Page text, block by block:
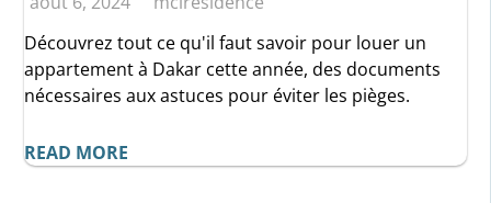
Découvrez tout ce qu'il faut savoir pour louer un
appartement à Dakar cette année, des documents
nécessaires aux astuces pour éviter les pièges.
READ MORE